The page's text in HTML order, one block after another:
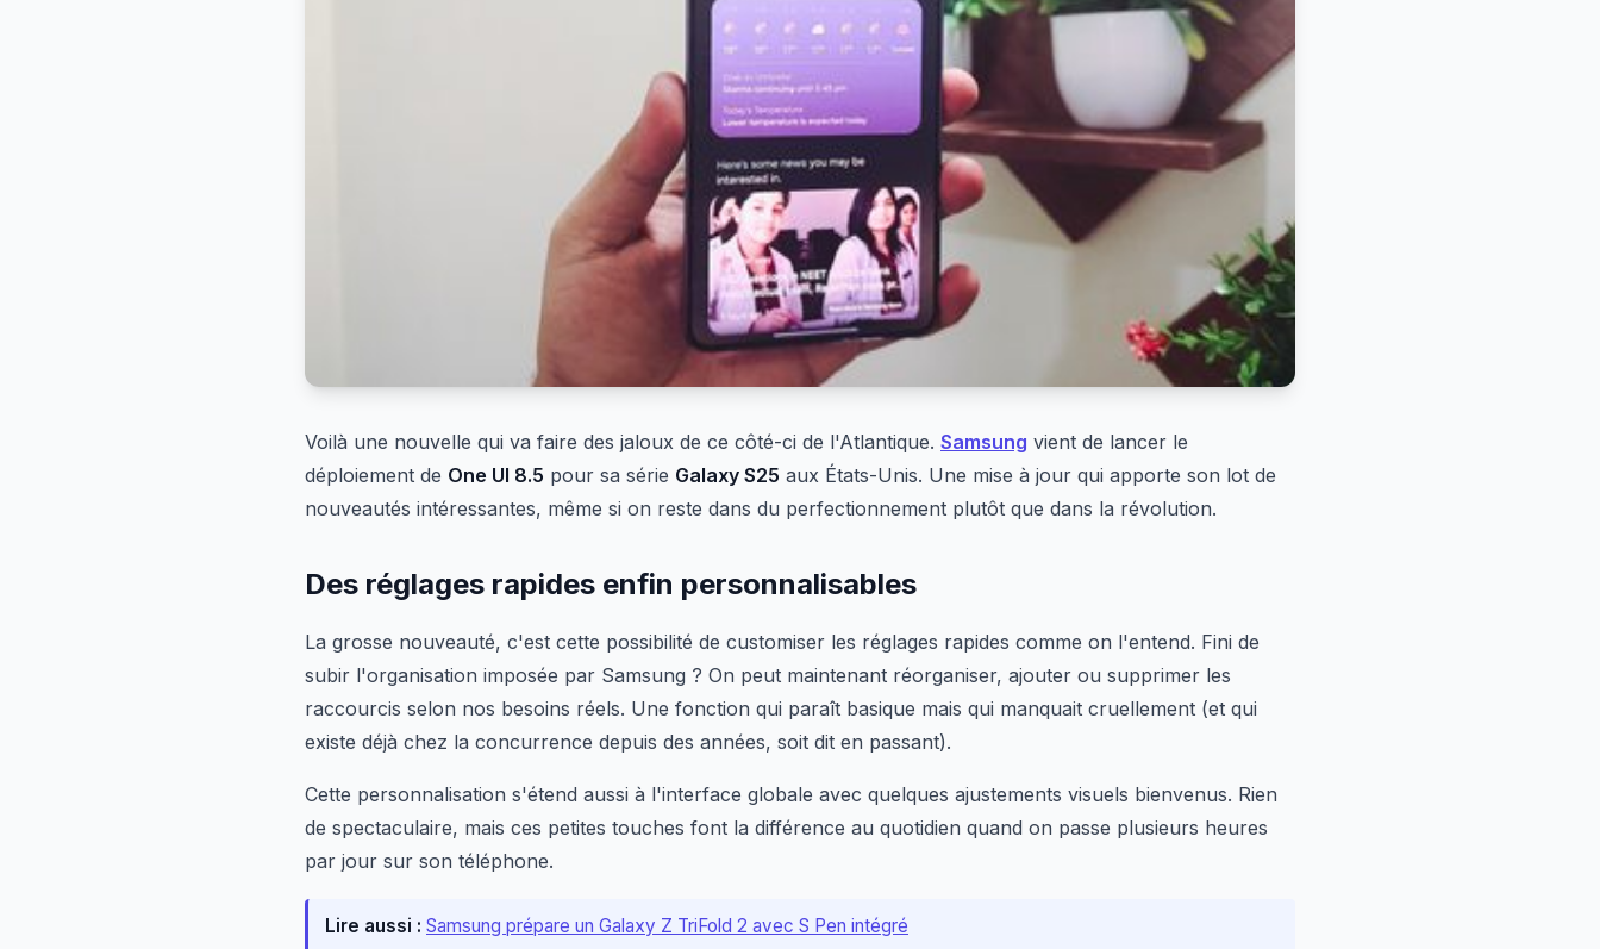
Voilà une nouvelle qui va faire des jaloux de ce côté-ci de l'Atlantique. Samsung vient de lancer le
déploiement de One UI 8.5 pour sa série Galaxy S25 aux États-Unis. Une mise à jour qui apporte son lot de
nouveautés intéressantes, même si on reste dans du perfectionnement plutôt que dans la révolution.
Des réglages rapides enfin personnalisables
La grosse nouveauté, c'est cette possibilité de customiser les réglages rapides comme on l'entend. Fini de
subir l'organisation imposée par Samsung ? On peut maintenant réorganiser, ajouter ou supprimer les
raccourcis selon nos besoins réels. Une fonction qui paraît basique mais qui manquait cruellement (et qui
existe déjà chez la concurrence depuis des années, soit dit en passant).
Cette personnalisation s'étend aussi à l'interface globale avec quelques ajustements visuels bienvenus. Rien
de spectaculaire, mais ces petites touches font la différence au quotidien quand on passe plusieurs heures
par jour sur son téléphone.
Lire aussi : Samsung prépare un Galaxy Z TriFold 2 avec S Pen intégré